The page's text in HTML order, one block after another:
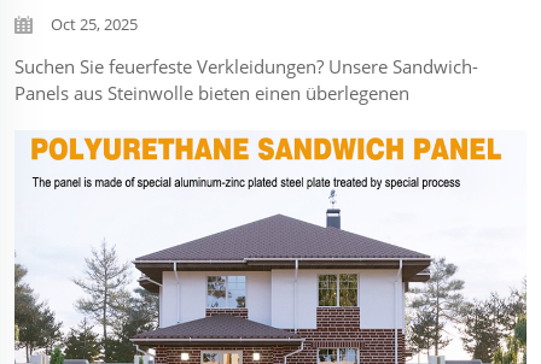
Oct 25, 2025
Suchen Sie feuerfeste Verkleidungen? Unsere Sandwich-
Panels aus Steinwolle bieten einen überlegenen
Fabriken und Industrieanlagen. Sicherheit ist im
industriellen Bauwesen nicht verhandelbar. Bei